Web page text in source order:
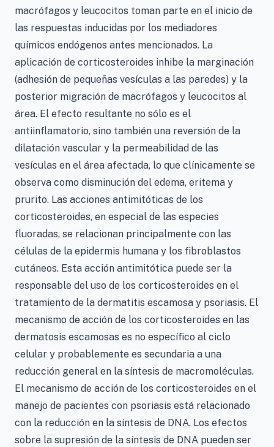
macrófagos y leucocitos toman parte en el inicio de
las respuestas inducidas por los mediadores
químicos endógenos antes mencionados. La
aplicación de corticosteroides inhibe la marginación
(adhesión de pequeñas vesículas a las paredes) y la
posterior migración de macrófagos y leucocitos al
área. El efecto resultante no sólo es el
antiinflamatorio, sino también una reversión de la
dilatación vascular y la permeabilidad de las
vesículas en el área afectada, lo que clínicamente se
observa como disminución del edema, eritema y
prurito. Las acciones antimitóticas de los
corticosteroides, en especial de las especies
fluoradas, se relacionan principalmente con las
células de la epidermis humana y los fibroblastos
cutáneos. Esta acción antimitótica puede ser la
responsable del uso de los corticosteroides en el
tratamiento de la dermatitis escamosa y psoriasis. El
mecanismo de acción de los corticosteroides en las
dermatosis escamosas es no específico al ciclo
celular y probablemente es secundaria a una
reducción general en la síntesis de macromoléculas.
El mecanismo de acción de los corticosteroides en el
manejo de pacientes con psoriasis está relacionado
con la reducción en la síntesis de DNA. Los efectos
sobre la supresión de la síntesis de DNA pueden ser